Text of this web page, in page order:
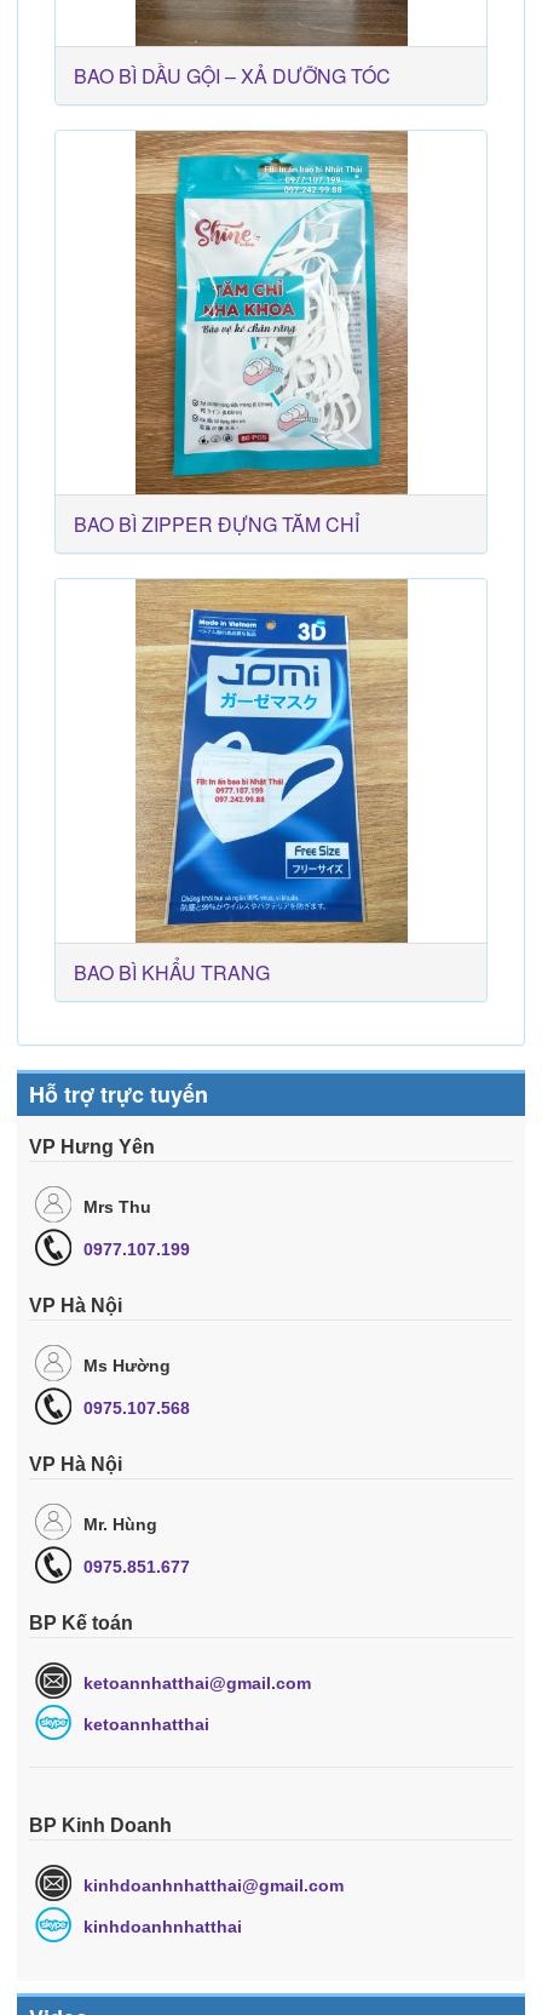
BAO BÌ DẦU GỘI – XẢ DƯỠNG TÓC
BAO BÌ ZIPPER ĐỰNG TĂM CHỈ
BAO BÌ KHẨU TRANG
Hỗ trợ trực tuyến
VP Hưng Yên
Mrs Thu
0977.107.199
VP Hà Nội
Ms Hường
0975.107.568
VP Hà Nội
Mr. Hùng
0975.851.677
BP Kế toán
ketoannhatthai@gmail.com
ketoannhatthai
BP Kinh Doanh
kinhdoanhnhatthai@gmail.com
kinhdoanhnhatthai